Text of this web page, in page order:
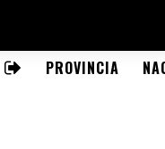
PROVINCIA